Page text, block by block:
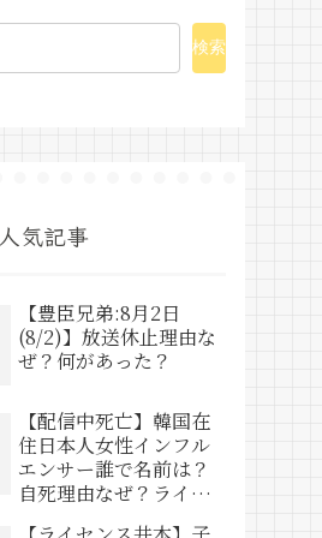
検索
人気記事
【豊臣兄弟:8月2日
(8/2)】放送休止理由な
ぜ？何があった？
【配信中死亡】韓国在
住日本人女性インフル
エンサー誰で名前は？
自死理由なぜ？ライブ